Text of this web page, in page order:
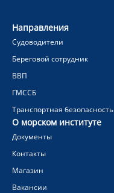
Направления
Судоводители
Береговой сотрудник
ВВП
ГМССБ
Транспортная безопасность
О морском институте
Документы
Контакты
Магазин
Вакансии